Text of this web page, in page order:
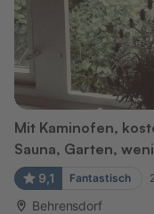
Mit Kaminofen,
Sauna, Garten,
9,1 Fantastisch
Behrensdorf